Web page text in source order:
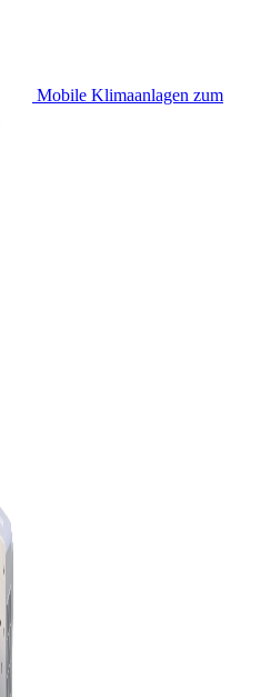
Mobile Klimaanlagen zum